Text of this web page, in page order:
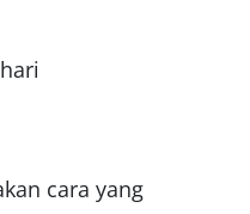
cara yang